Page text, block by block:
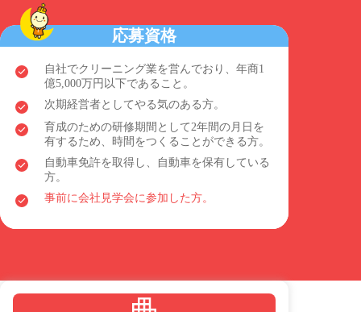
応募資格
自社でクリーニング業を営んでおり、年商1
億5,000万円以下であること。
次期経営者としてやる気のある方。
育成のための研修期間として2年間の月日を
有するため、時間をつくることができる方。
自動車免許を取得し、自動車を保有している
方。
事前に会社見学会に参加した方。